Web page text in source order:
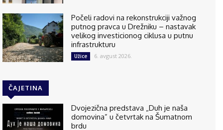
Počeli radovi na rekonstrukciji važnog
putnog pravca u Drežniku – nastavak
velikog investicionog ciklusa u putnu
infrastrukturu
Užice 6. avgust 2026.
ČAJETINA
Dvojezična predstava „Duh je naša
domovina” u četvrtak na Šumatnom
brdu